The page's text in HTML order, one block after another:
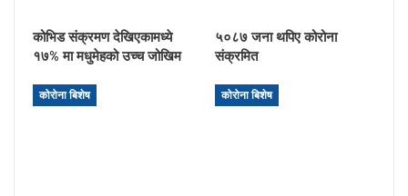
कोभिड संक्रमण देखिएकामध्ये
१७% मा मधुमेहको उच्च जोखिम
५०८७ जना थपिए कोरोना
संक्रमित
कोरोना बिशेष कोरोना बिशेष